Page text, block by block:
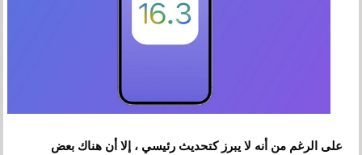
على الرغم من أنه لا يبرز كتحديث رئيسي ، إلا أن هناك بعض